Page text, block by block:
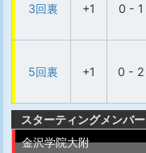
3回裏 +1 0 - 1
5回裏 +1 0 - 2
スターティングメンバー
金沢学院大附